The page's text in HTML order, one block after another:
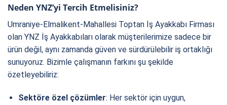
Neden YNZ’yi Tercih Etmelisiniz?
Umraniye-Elmalikent-Mahallesi Toptan İş Ayakkabı Firması
olan YNZ İş Ayakkabıları olarak müşterilerimize sadece bir
ürün değil, aynı zamanda güven ve sürdürülebilir iş ortaklığı
sunuyoruz. Bizimle çalışmanın farkını şu şekilde
özetleyebiliriz:
Sektöre özel çözümler: Her sektör için uygun,